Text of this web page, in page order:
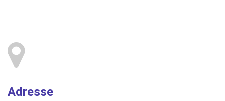
Adresse